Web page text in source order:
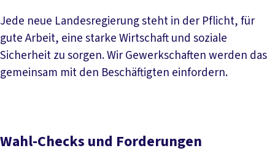
Jede neue Landesregierung steht in der Pflicht, für
gute Arbeit, eine starke Wirtschaft und soziale
Sicherheit zu sorgen. Wir Gewerkschaften werden das
gemeinsam mit den Beschäftigten einfordern.
Wahl-Checks und Forderungen